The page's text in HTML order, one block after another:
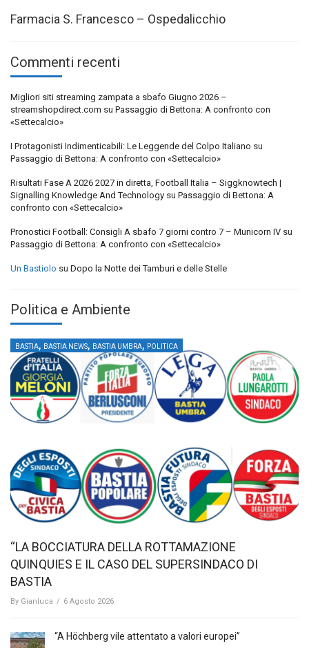
Farmacia S. Francesco – Ospedalicchio
Commenti recenti
Migliori siti streaming zampata a sbafo Giugno 2026 –
streamshopdirect.com su Passaggio di Bettona: A confronto con
«Settecalcio»
I Protagonisti Indimenticabili: Le Leggende del Colpo Italiano su
Passaggio di Bettona: A confronto con «Settecalcio»
Risultati Fase A 2026 2027 in diretta, Football Italia – Siggknowtech |
Signalling Knowledge And Technology su Passaggio di Bettona: A
confronto con «Settecalcio»
Pronostici Football: Consigli A sbafo 7 giorni contro 7 – Municorn IV su
Passaggio di Bettona: A confronto con «Settecalcio»
Un Bastiolo su Dopo la Notte dei Tamburi e delle Stelle
Politica e Ambiente
BASTIA, BASTIA NEWS, BASTIA UMBRA, POLITICA
“LA BOCCIATURA DELLA ROTTAMAZIONE
QUINQUIES E IL CASO DEL SUPERSINDACO DI
BASTIA
By Gianluca / 6 Agosto 2026
“A Höchberg vile attentato a valori europei”